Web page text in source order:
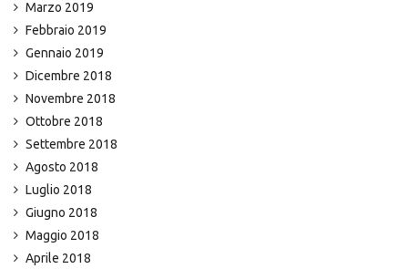
Marzo 2019
Febbraio 2019
Gennaio 2019
Dicembre 2018
Novembre 2018
Ottobre 2018
Settembre 2018
Agosto 2018
Luglio 2018
Giugno 2018
Maggio 2018
Aprile 2018